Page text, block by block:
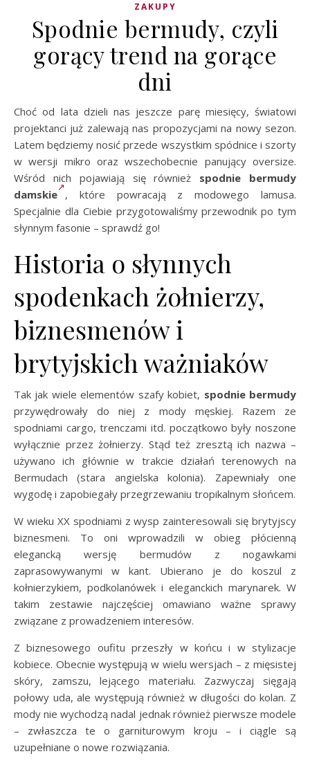
ZAKUPY
Spodnie bermudy, czyli
gorący trend na gorące
dni
Choć od lata dzieli nas jeszcze parę miesięcy, światowi
projektanci już zalewają nas propozycjami na nowy sezon.
Latem będziemy nosić przede wszystkim spódnice i szorty
w wersji mikro oraz wszechobecnie panujący oversize.
Wśród nich pojawiają się również spodnie bermudy
damskie , które powracają z modowego lamusa.
Specjalnie dla Ciebie przygotowaliśmy przewodnik po tym
słynnym fasonie – sprawdź go!
Historia o słynnych
spodenkach żołnierzy,
biznesmenów i
brytyjskich ważniaków
Tak jak wiele elementów szafy kobiet, spodnie bermudy
przywędrowały do niej z mody męskiej. Razem ze
spodniami cargo, trenczami itd. początkowo były noszone
wyłącznie przez żołnierzy. Stąd też zresztą ich nazwa –
używano ich głównie w trakcie działań terenowych na
Bermudach (stara angielska kolonia). Zapewniały one
wygodę i zapobiegały przegrzewaniu tropikalnym słońcem.
W wieku XX spodniami z wysp zainteresowali się brytyjscy
biznesmeni. To oni wprowadzili w obieg płócienną
elegancką wersję bermudów z nogawkami
zaprasowywanymi w kant. Ubierano je do koszul z
kołnierzykiem, podkolanówek i eleganckich marynarek. W
takim zestawie najczęściej omawiano ważne sprawy
związane z prowadzeniem interesów.
Z biznesowego oufitu przeszły w końcu i w stylizacje
kobiece. Obecnie występują w wielu wersjach – z mięsistej
skóry, zamszu, lejącego materiału. Zazwyczaj sięgają
połowy uda, ale występują również w długości do kolan. Z
mody nie wychodzą nadal jednak również pierwsze modele
– zwłaszcza te o garniturowym kroju – i ciągle są
uzupełniane o nowe rozwiązania.